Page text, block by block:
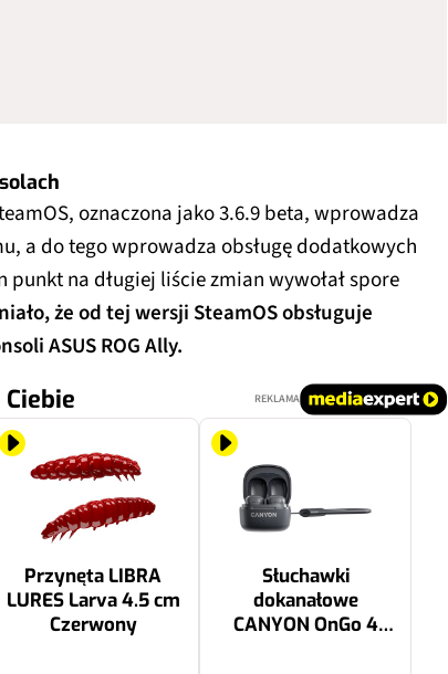
oznaczona jako 3.6.9 beta, wprowadza
a do tego wprowadza obsługę dodatkowych
na długiej liście zmian wywołał spore
że od tej wersji SteamOS obsługuje
ASUS ROG Ally.
REKLAMA
Przynęta LIBRA
LURES Larva 4.5 cm
Czerwony
Słuchawki
dokanałowe
CANYON OnGo 4